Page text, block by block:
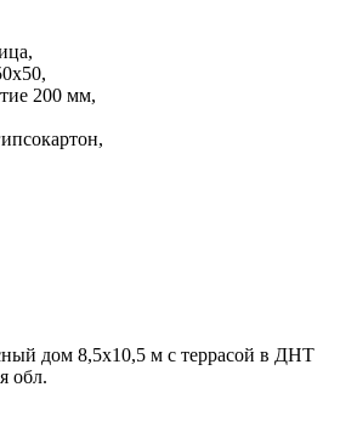
200 мм,
дом 8,5х10,5 м с террасой в ДНТ
обл.